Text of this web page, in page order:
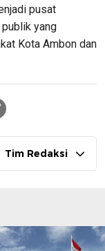
pusat
yang
Kota Ambon dan
Tim Redaksi